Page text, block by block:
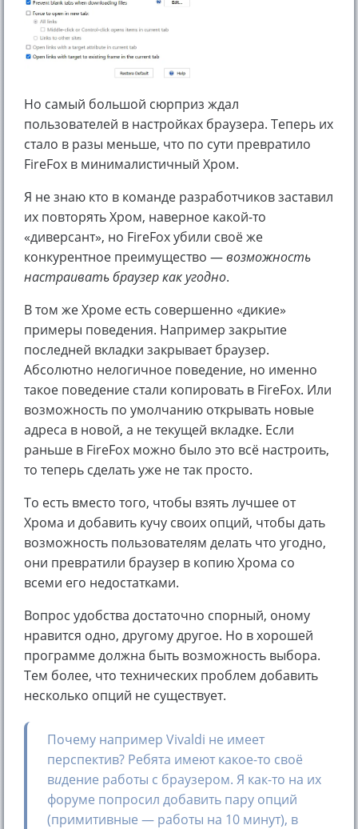
Но самый большой сюрприз ждал
пользователей в настройках браузера. Теперь их
стало в разы меньше, что по сути превратило
FireFox в минималистичный Хром.
Я не знаю кто в команде разработчиков заставил
их повторять Хром, наверное какой-то
«диверсант», но FireFox убили своё же
конкурентное преимущество —возможность
настраивать браузер как угодно.
В том же Хроме есть совершенно «дикие»
примеры поведения. Например закрытие
последней вкладки закрывает браузер.
Абсолютно нелогичное поведение, но именно
такое поведение стали копировать в FireFox. Или
возможность по умолчанию открывать новые
адреса в новой, а не текущей вкладке. Если
раньше в FireFox можно было это всё настроить,
то теперь сделать уже не так просто.
То есть вместо того, чтобы взять лучшее от
Хрома и добавить кучу своих опций, чтобы дать
возможность пользователям делать что угодно,
они превратили браузер в копию Хрома со
всеми его недостатками.
Вопрос удобства достаточно спорный, оному
нравится одно, другому другое. Но в хорошей
программе должна быть возможность выбора.
Тем более, что технических проблем добавить
несколько опций не существует.
Почему например Vivaldi не имеет
перспектив? Ребята имеют какое-то своё
видение работы с браузером. Я как-то на их
форуме попросил добавить пару опций
(примитивные — работы на 10 минут), в